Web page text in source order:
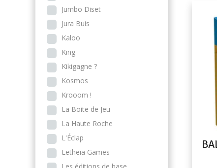
Jumbo Diset
Jura Buis
Kaloo
King
Kikigagne ?
Kosmos
Krooom !
La Boite de Jeu
La Haute Roche
L'Éclap
Letheia Games